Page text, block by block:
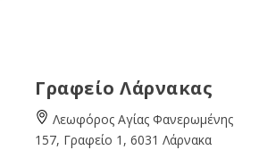
Γραφείο Λάρνακας
Λεωφόρος Αγίας Φανερωμένης
157, Γραφείο 1, 6031 Λάρνακα